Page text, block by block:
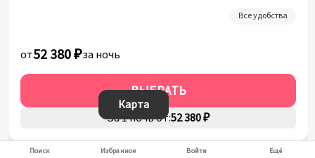
Все удобства
от52 380 ₽за ночь
ВЫБРАТЬ
За 1 ночь от:52 380 ₽
Карта
Поиск Избранное Войти Ещё